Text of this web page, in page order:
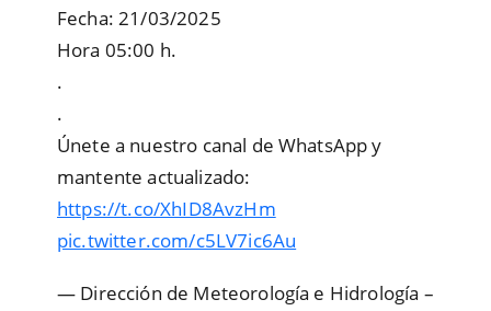
Fecha: 21/03/2025
Hora 05:00 h.
.
.
Únete a nuestro canal de WhatsApp y
mantente actualizado:
https://t.co/XhID8AvzHm
pic.twitter.com/c5LV7ic6Au
— Dirección de Meteorología e Hidrología –